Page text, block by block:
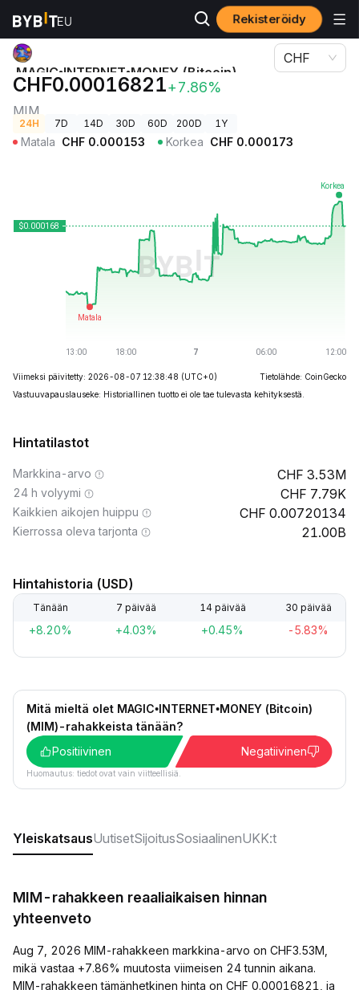
Rekisteröidy
Kryptohinnat MAGIC•INTERNET•MONEY (Bitcoin)-hinta MIM
MAGIC•INTERNET•MONEY (Bitcoin)-
hinta
MIM
CHF0.00016821+7.86%
CHF
24H 7D 14D 30D 60D 200D 1Y
Matala CHF 0.000153 Korkea CHF 0.000173
Viimeksi päivitetty: 2026-08-07 12:38:48 (UTC+0)
Tietolähde: CoinGecko
Vastuuvapauslauseke: Historiallinen tuotto ei ole tae tulevasta kehityksestä.
Hintatilastot
Markkina-arvo 3.53M
24 h volyymi 7.79K
Kaikkien aikojen huippu 0.00720134
Kierrossa oleva tarjonta 21.00B
Hintahistoria (USD)
Tänään 7 päivää 14 päivää 30 päivää
+8.20% +4.03% +0.45% -5.83%
Mitä mieltä olet MAGIC•INTERNET•MONEY (Bitcoin)
(MIM)-rahakkeista tänään?
Positiivinen
Negatiivinen
Huomautus: tiedot ovat vain viitteellisiä.
YleiskatsausUutisetSijoitusSosiaalinenUKK:t
MIM-rahakkeen reaaliaikaisen hinnan
yhteenveto
Aug 7, 2026 MIM-rahakkeen markkina-arvo on CHF3.53M,
mikä vastaa +7.86% muutosta viimeisen 24 tunnin aikana.
MIM-rahakkeen tämänhetkinen hinta on CHF 0.00016821, ja